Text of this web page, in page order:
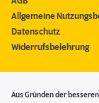
Allgemeine
Datenschutz
Widerrufsbelehrung
Aus Gründen der